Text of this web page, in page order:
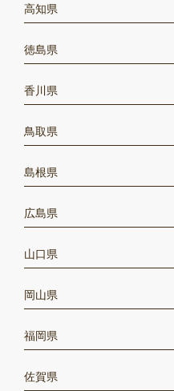
高知県
徳島県
香川県
鳥取県
島根県
広島県
山口県
岡山県
福岡県
佐賀県